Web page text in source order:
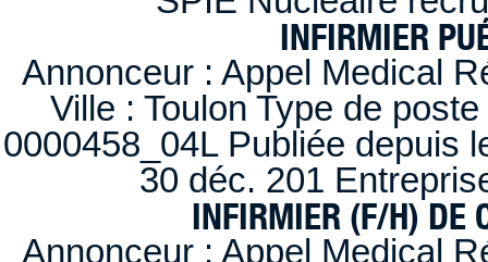
INFIRMIER
Annonceur : Appel Medical
Ville : Toulon Type de
0000458_04L Publiée depuis
30 déc. 201
INFIRMIER (F/H) DE
Annonceur : Appel Medical